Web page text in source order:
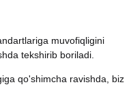
muvofiqligini
tekshirib boriladi.
qo'shimcha ravishda, biz